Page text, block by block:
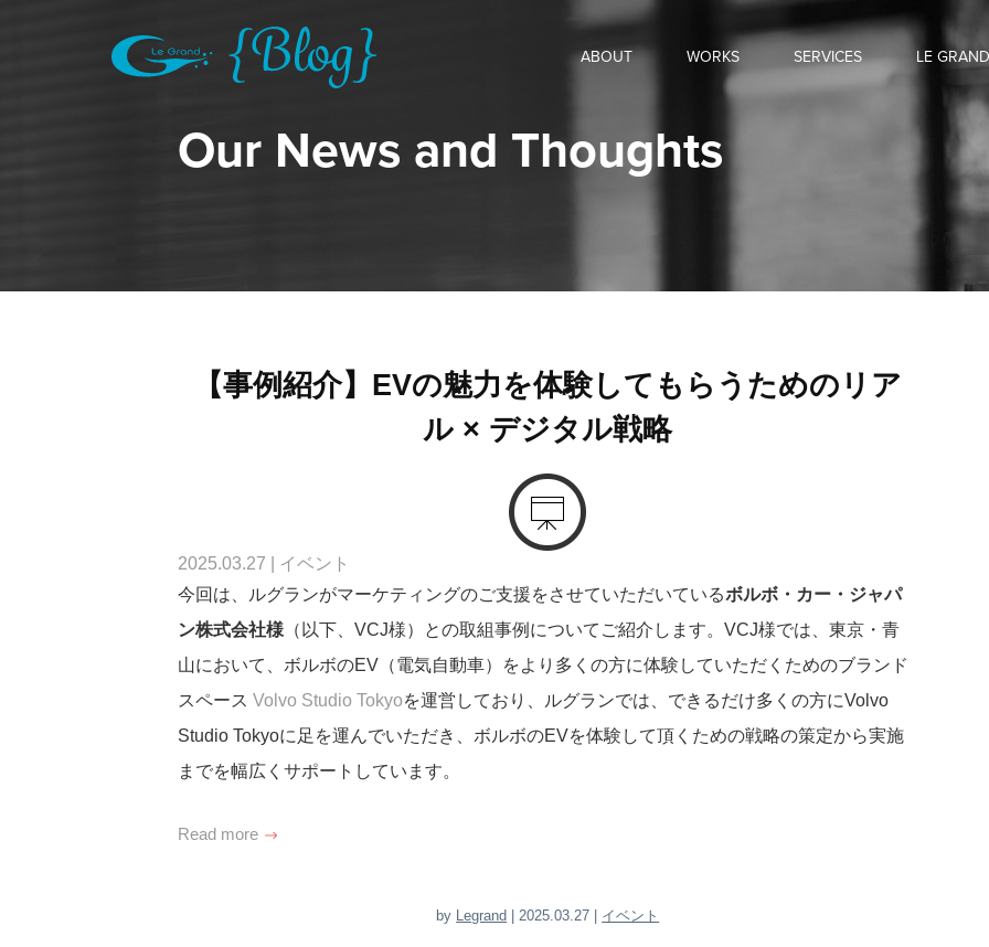
ABOUT WORKS SERVICES LE
Our News and Thoughts
【事例紹介】EVの魅力を体験してもらうためのリア
ル × デジタル戦略
2025.03.27
イベント
今回は、ルグランがマーケティングのご支援をさせていただいているボルボ・カー・ジャパ
ン株式会社様 （以下、VCJ様）との取組事例についてご紹介します。VCJ様では、東京・青
山において、ボルボのEV（電気自動車）をより多くの方に体験していただくためのブランド
スペースVolvo Studio Tokyoを運営しており、ルグランでは、できるだけ多くの方にVolvo
Studio Tokyoに足を運んでいただき、ボルボのEVを体験して頂くための戦略の策定から実施
までを幅広くサポートしています。
Read more
by Legrand | 2025.03.27 | イベント